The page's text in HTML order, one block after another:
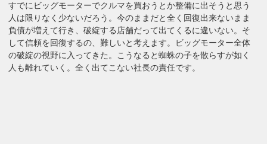
すでにビッグモーターでクルマを買おうとか整備に出そうと思う
人は限りなく少ないだろう。今のままだと全く回復出来ないまま
負債が増えて行き、破綻する店舗だって出てくるに違いない。そ
して信頼を回復するの、難しいと考えます。ビッグモーター全体
の破綻の視野に入ってきた。こうなると蜘蛛の子を散らすが如く
人も離れていく。全く出てこない社長の責任です。